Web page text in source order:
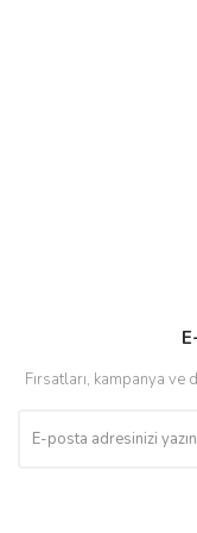
Fırsatları, kampanya